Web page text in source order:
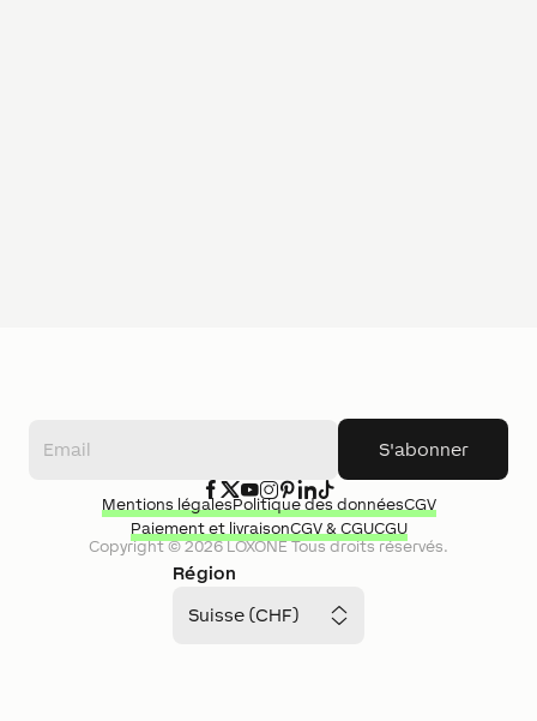
S'abonner
Région
Suisse (CHF)
Copyright ©2026LOXONETous droits réservés.
Mentions légalesPolitique des donnéesCGV
Paiement et livraisonCGV & CGUCGU